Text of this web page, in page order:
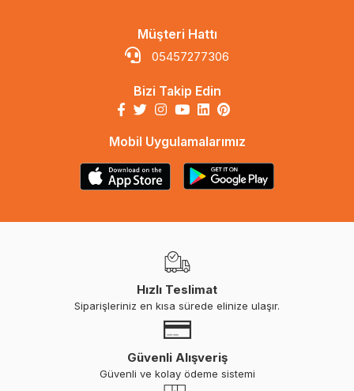
Müşteri Hattı
05457277306
Bizi Takip Edin
Mobil Uygulamalarımız
Hızlı Teslimat
Siparişleriniz en kısa sürede elinize ulaşır.
Güvenli Alışveriş
Güvenli ve kolay ödeme sistemi